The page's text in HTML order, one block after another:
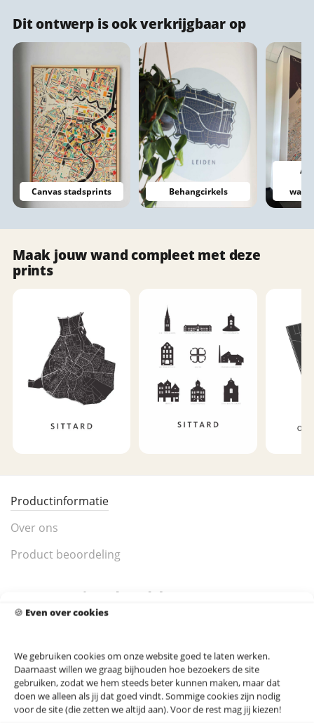
🍪 Even over cookies
We gebruiken cookies om onze website goed te laten werken.
Daarnaast willen we graag bijhouden hoe bezoekers de site
gebruiken, zodat we hem steeds beter kunnen maken, maar dat
doen we alleen als jij dat goed vindt. Sommige cookies zijn nodig
voor de site (die zetten we altijd aan). Voor de rest mag jij kiezen!
Dit ontwerp is ook verkrijgbaar op
Canvas stadsprints Behangcirkels
Maak jouw wand compleet met deze
prints
Productinformatie
Over ons
Product beoordeling
Sittard Stadskaart Poster
binnenstad, de imposante markt en het rijke
Bourgondische karakter. De stad maakt deel uit van de
gemeente Sittard-Geleen en ligt centraal in Zuid-
Limburg, nabij steden alsMaastrichtenHeerlen